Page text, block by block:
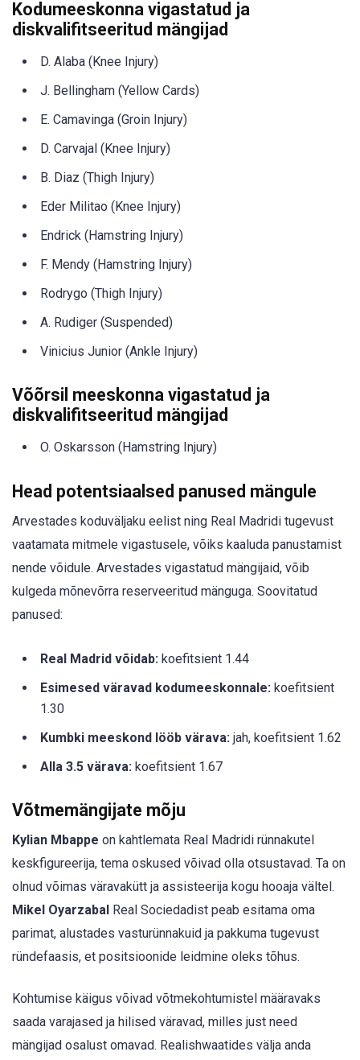
Kodumeeskonna vigastatud ja
diskvalifitseeritud mängijad
D. Alaba (Knee Injury)
J. Bellingham (Yellow Cards)
E. Camavinga (Groin Injury)
D. Carvajal (Knee Injury)
B. Diaz (Thigh Injury)
Eder Militao (Knee Injury)
Endrick (Hamstring Injury)
F. Mendy (Hamstring Injury)
Rodrygo (Thigh Injury)
A. Rudiger (Suspended)
Vinicius Junior (Ankle Injury)
Võõrsil meeskonna vigastatud ja
diskvalifitseeritud mängijad
O. Oskarsson (Hamstring Injury)
Head potentsiaalsed panused mängule
Arvestades koduväljaku eelist ning Real Madridi tugevust
vaatamata mitmele vigastusele, võiks kaaluda panustamist
nende võidule. Arvestades vigastatud mängijaid, võib
kulgeda mõnevõrra reserveeritud mänguga. Soovitatud
panused:
Real Madrid võidab: koefitsient 1.44
Esimesed väravad kodumeeskonnale: koefitsient
1.30
Kumbki meeskond lööb värava: jah, koefitsient 1.62
Alla 3.5 värava: koefitsient 1.67
Võtmemängijate mõju
Kylian Mbappe on kahtlemata Real Madridi rünnakutel
keskfigureerija, tema oskused võivad olla otsustavad. Ta on
olnud võimas väravakütt ja assisteerija kogu hooaja vältel.
Mikel Oyarzabal Real Sociedadist peab esitama oma
parimat, alustades vasturünnakuid ja pakkuma tugevust
ründefaasis, et positsioonide leidmine oleks tõhus.
Kohtumise käigus võivad võtmekohtumistel määravaks
saada varajased ja hilised väravad, milles just need
mängijad osalust omavad. Realishwaatides välja anda